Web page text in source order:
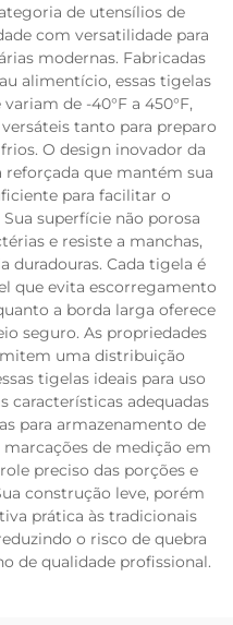
de utensílios de
com versatilidade para
modernas. Fabricadas
alimentício, essas tigelas
de -40°F a 450°F,
tanto para preparo
O design inovador da
que mantém sua
para facilitar o
superfície não porosa
e resiste a manchas,
duradouras. Cada tigela é
que evita escorregamento
a borda larga oferece
seguro. As propriedades
uma distribuição
tigelas ideais para uso
características adequadas
para armazenamento de
de medição em
preciso das porções e
construção leve, porém
prática às tradicionais
o risco de quebra
de qualidade profissional.